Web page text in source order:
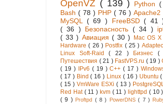
OpenVZ ( 139 ) Python
Bash ( 78 ) PHP ( 76 ) Apache2
MySQL ( 69 ) FreeBSD( 41
( 36 ) Безопасность ( 34 )
( 33 ) Авиация ( 30 ) Mac OS
Hardware( 26 ) Postfix ( 25 )
Linux Soft-Raid( 22 ) Бизнес(
Путешествия ( 21 ) FastVPS.ru ( 19 )
( 19 )
IPv6 ( 19 )C++( 17 )
( 17 ) Bind( 16 ) Linux ( 16 ) Ubuntu
( 15 ) VmWare ESXi ( 13 )
Red Hat ( 11 ) kvm ( 11 ) lighttpd ( 10 )
( 9 ) Proftpd ( 8 ) PowerDNS( 7 )